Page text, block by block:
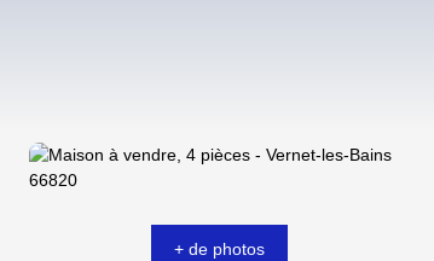
+ de photos